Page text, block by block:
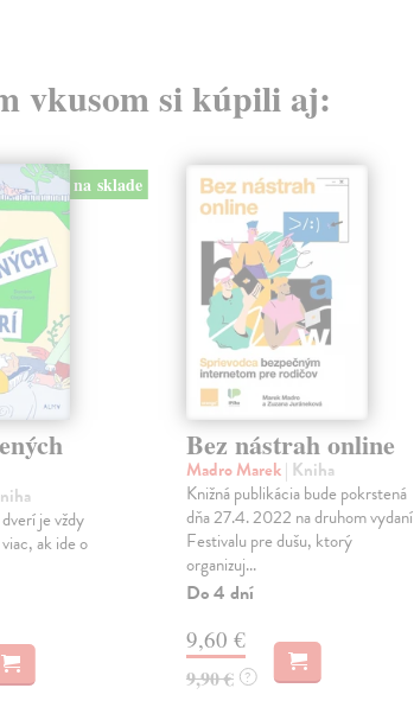
vkusom si kúpili aj:
na sklade
je vždy
ak ide o
Bez nástrah online
Madro Marek| Kniha
Knižná publikácia bude pokrstená
dňa 27.4. 2022 na druhom vydaní
Festivalu pre dušu, ktorý
organizuj...
Do 4 dní
9,60 €
9,90 € ?